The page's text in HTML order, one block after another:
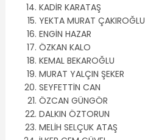
KADİR KARATAŞ
YEKTA MURAT ÇAKIROĞLU
ENGİN HAZAR
ÖZKAN KALO
KEMAL BEKAROĞLU
MURAT YALÇIN ŞEKER
SEYFETTİN CAN
ÖZCAN GÜNGÖR
DALKIN ÖZTORUN
MELİH SELÇUK ATAŞ